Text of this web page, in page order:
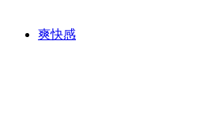
爽快感